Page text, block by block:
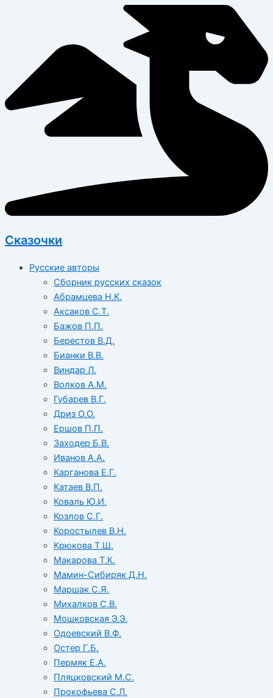
Сказочки
Русские авторы
Сборник русских сказок
Абрамцева Н.К.
Аксаков С.Т.
Бажов П.П.
Берестов В.Д.
Бианки В.В.
Виндар Л.
Волков А.М.
Губарев В.Г.
Дриз О.О.
Ершов П.П.
Заходер Б.В.
Иванов А.А.
Карганова Е.Г.
Катаев В.П.
Коваль Ю.И.
Козлов С.Г.
Коростылев В.Н.
Крюкова Т.Ш.
Макарова Т.К.
Мамин-Сибиряк Д.Н.
Маршак С.Я.
Михалков С.В.
Мошковская Э.Э.
Одоевский В.Ф.
Остер Г.Б.
Пермяк Е.А.
Пляцковский М.С.
Прокофьева С.Л.